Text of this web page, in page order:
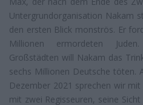
Untergrundorganisation Nakam
den ersten Blick monströs. Er
Millionen ermordeten
Großstädten will Nakam das
sechs Millionen Deutsche töten.
Dezember 2021 sprechen wir
mit zwei Regisseuren, seine